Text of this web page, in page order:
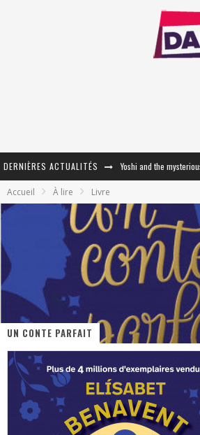
DERNIÈRES ACTUALITÉS
Accueil À lire Livre
UN CONTE PARFAIT